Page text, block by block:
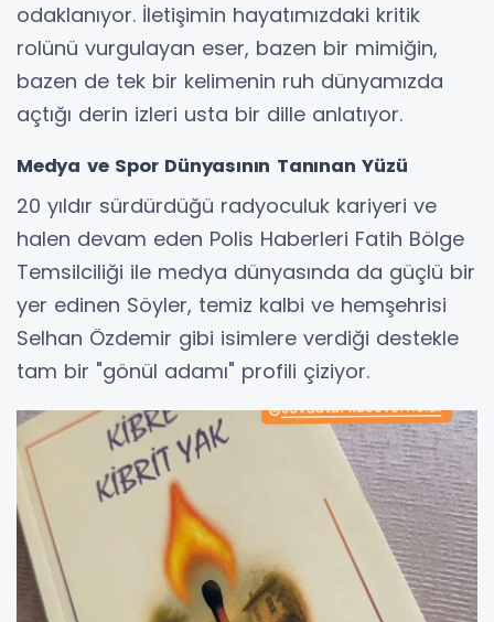
odaklanıyor. İletişimin hayatımızdaki kritik
rolünü vurgulayan eser, bazen bir mimiğin,
bazen de tek bir kelimenin ruh dünyamızda
açtığı derin izleri usta bir dille anlatıyor.
Medya ve Spor Dünyasının Tanınan Yüzü
20 yıldır sürdürdüğü radyoculuk kariyeri ve
halen devam eden Polis Haberleri Fatih Bölge
Temsilciliği ile medya dünyasında da güçlü bir
yer edinen Söyler, temiz kalbi ve hemşehrisi
Selhan Özdemir gibi isimlere verdiği destekle
tam bir "gönül adamı" profili çiziyor.